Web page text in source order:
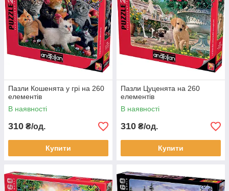
Пазли Кошенята у грі на 260
елементів
В наявності
310 ₴/од.
Купити
Пазли Цуценята на 260
елементів
В наявності
310 ₴/од.
Купити